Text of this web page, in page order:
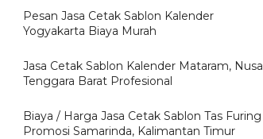
Pesan Jasa Cetak Sablon Kalender
Yogyakarta Biaya Murah
Jasa Cetak Sablon Kalender Mataram, Nusa
Tenggara Barat Profesional
Biaya / Harga Jasa Cetak Sablon Tas Furing
Promosi Samarinda, Kalimantan Timur